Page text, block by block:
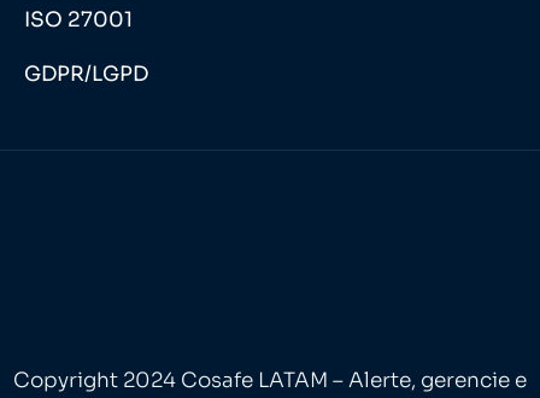
ISO 27001
GDPR/LGPD
Copyright 2024 Cosafe LATAM – Alerte, gerencie e